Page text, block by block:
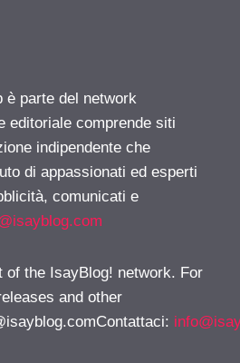
è parte del network
editoriale comprende siti
indipendente che
di appassionati ed esperti
comunicati e
of the IsayBlog! network. For
and other
: